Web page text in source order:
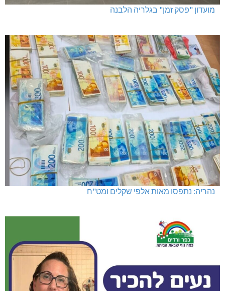
מועדון "פסק זמן" בגלריה הלבנה
נהריה: נתפסו מאות אלפי שקלים ומט"ח